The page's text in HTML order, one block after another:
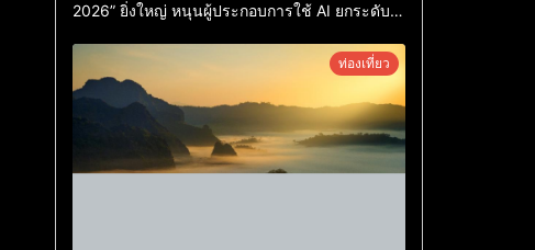
2026” ยิ่งใหญ่ หนุนผู้ประกอบการใช้ AI ยกระดับ
ท่องเที่ยว